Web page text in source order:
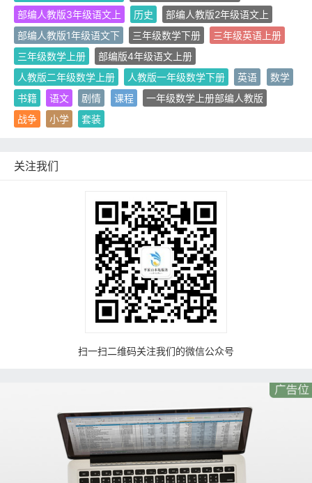
部编人教版3年级语文上
历史
部编人教版2年级语文上
部编人教版1年级语文下
三年级数学下册
三年级英语上册
三年级数学上册
部编版4年级语文上册
人教版二年级数学上册
人教版一年级数学下册 英语
数学
书籍
语文 剧情 课程
一年级数学上册部编人教版
战争
小学 套装
关注我们
扫一扫二维码关注我们的微信公众号